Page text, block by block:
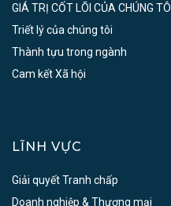
GIÁ TRỊ CỐT LÕI CỦA CHÚNG TÔI
Triết lý của chúng tôi
Thành tựu trong ngành
Cam kết Xã hội
LĨNH VỰC
Giải quyết Tranh chấp
Doanh nghiệp & Thương mại